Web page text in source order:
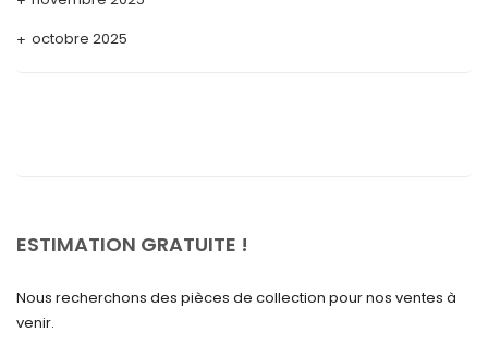
octobre 2025
avril 2025
février 2025
ESTIMATION GRATUITE !
Nous recherchons des pièces de collection pour nos ventes à
venir.